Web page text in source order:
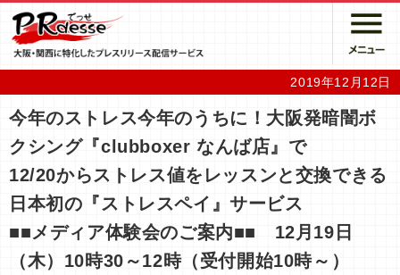
2019年12月12日
今年のストレス今年のうちに！大阪発暗闇ボ
クシング『clubboxer なんば店』で
12/20からストレス値をレッスンと交換できる
日本初の『ストレスペイ』サービス
■■メディア体験会のご案内■■ 12月19日
（木）10時30～12時（受付開始10時～）